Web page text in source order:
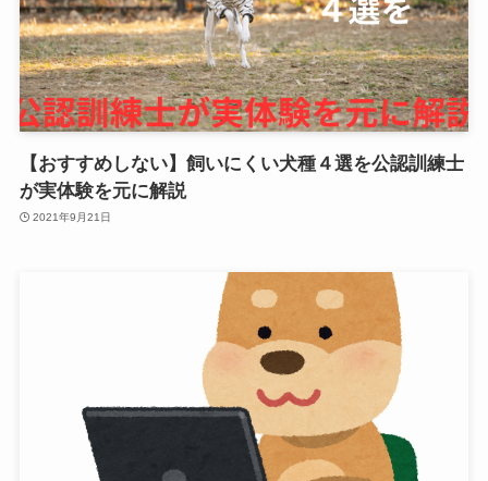
【おすすめしない】飼いにくい犬種４選を公認訓練士
が実体験を元に解説
2021年9月21日